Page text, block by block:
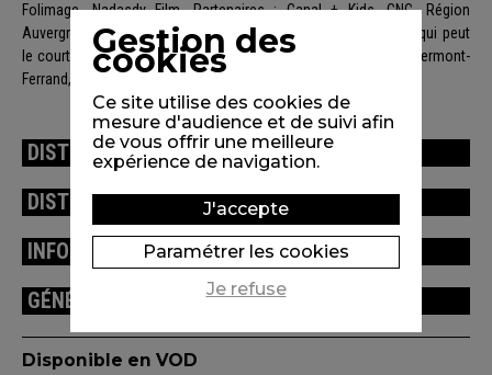
Folimage, Nadasdy Film. Partenaires : Canal + Kids, CNC, Région
Auvergne-Rhône-Alpes, Gebeka Films, Procirep-Angoa, Sauve qui peut
le court métrage - Festival international du court métrage de Clermont-
Ferrand, Mèche Courte, Institut Français.
DISTRIBUTION
DISTINCTIONS / FESTIVALS
INFORMATIONS TECHNIQUES
GÉNÉRIQUE
Disponible en VOD
Gestion des
cookies
Ce site utilise des cookies de
mesure d'audience et de suivi afin
de vous offrir une meilleure
expérience de navigation.
J'accepte
Paramétrer les cookies
Je refuse